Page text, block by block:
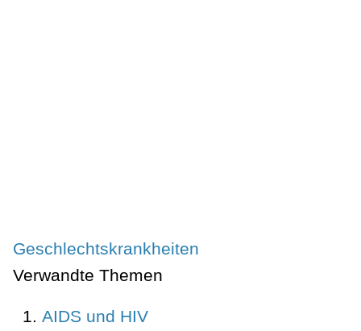
Geschlechtskrankheiten
Verwandte Themen
AIDS und HIV